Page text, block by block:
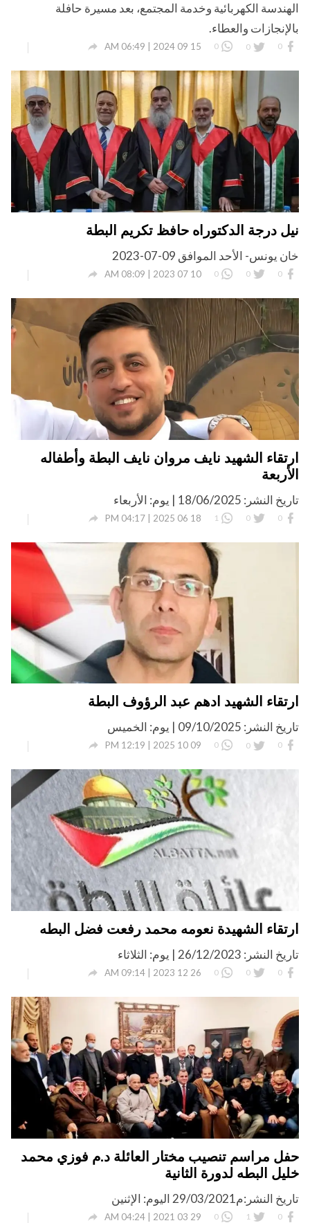
الهندسة الكهربائية وخدمة المجتمع، بعد مسيرة حافلة
بالإنجازات والعطاء.
0
0
0
15 09 2024 | 06:49 AM

نيل درجة الدكتوراه حافظ تكريم البطة
خان يونس- الأحد الموافق 09-07-2023
0
0
0
10 07 2023 | 08:09 AM

ارتقاء الشهيد نايف مروان نايف البطة وأطفاله
الأربعة
تاريخ النشر: 18/06/2025 | يوم: الأربعاء
0
0
1
18 06 2025 | 04:17 PM

ارتقاء الشهيد ادهم عبد الرؤوف البطة
تاريخ النشر: 09/10/2025 | يوم: الخميس
0
0
0
09 10 2025 | 12:19 PM

ارتقاء الشهيدة نعومه محمد رفعت فضل البطه
تاريخ النشر: 26/12/2023 | يوم: الثلاثاء
0
0
0
26 12 2023 | 09:14 AM

حفل مراسم تنصيب مختار العائلة د.م فوزي محمد
خليل البطه لدورة الثانية
تاريخ النشر:م29/03/2021 اليوم: الإثنين
0
1
0
29 03 2021 | 04:24 AM
